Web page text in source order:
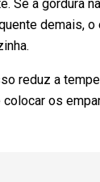
Se a gordura
demais,
reduz a
os